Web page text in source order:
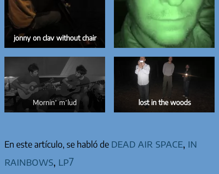
jonny on clav without chair
Mornin’ m’lud lost in the woods
En este artículo, se habló de dead air space, in
rainbows, lp7